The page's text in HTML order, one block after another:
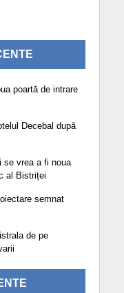
poartă de intrare
Decebal după
se vrea a fi noua
al Bistriței
semnat
de pe